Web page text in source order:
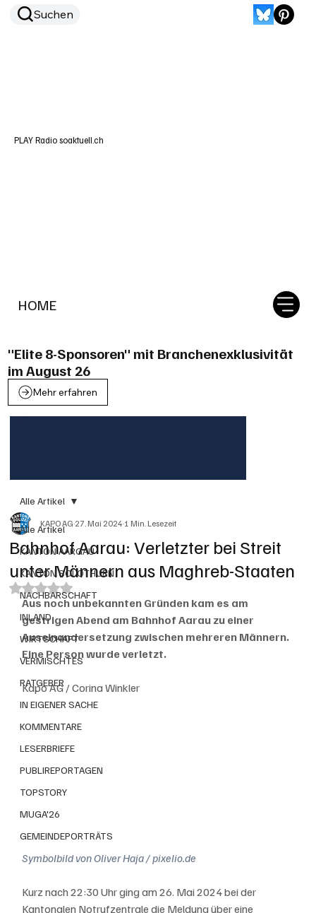
HOME
Suchen
PLAY Radio soaktuell.ch
"Elite 8-Sponsoren" mit Branchenexklusivität
im August 26
Mehr erfahren
Alle Artikel
KANTON AARGAU
KANTON SOLOTHURN
NACHBARSCHAFT
INLAND
WIRTSCHAFT
VERMISCHTES
RATGEBER
IN EIGENER SACHE
KOMMENTARE
LESERBRIEFE
PUBLIREPORTAGEN
TOPSTORY
MUGA'26
GEMEINDEPORTRÄTS
Alle Artikel
Bahnhof Aarau: Verletzter bei Streit
unter Männern aus Maghreb-Staaten
KAPO AG27. Mai 20241 Min. Lesezeit
Mit NaN von 5 Sternen bewertet.
Aus noch unbekannten Gründen kam es am
gestrigen Abend am Bahnhof Aarau zu einer
Auseinandersetzung zwischen mehreren Männern.
Eine Person wurde verletzt.
Kapo AG / Corina Winkler
Symbolbild von Oliver Haja / pixelio.de
Kurz nach 22:30 Uhr ging am 26. Mai 2024 bei der
Kantonalen Notrufzentrale die Meldung über eine